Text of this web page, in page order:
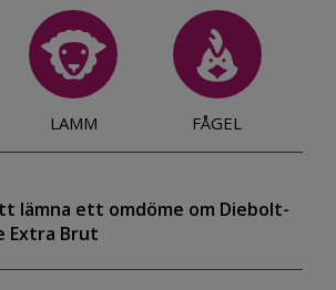
LAMM FÅGEL
lämna ett omdöme om Diebolt-
Extra Brut